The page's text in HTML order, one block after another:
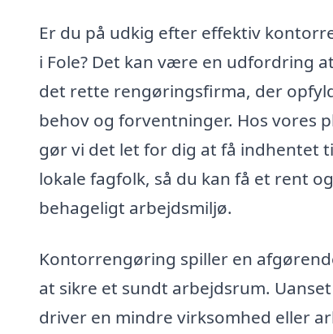
Er du på udkig efter effektiv
i Fole? Det kan være en udfordring
det rette rengøringsfirma, der
behov og forventninger. Hos vores
gør vi det let for dig at få indhentet
lokale fagfolk, så du kan få et rent og
behageligt arbejdsmiljø.
Kontorrengøring spiller en
at sikre et sundt arbejdsrum.
driver en mindre virksomhed eller